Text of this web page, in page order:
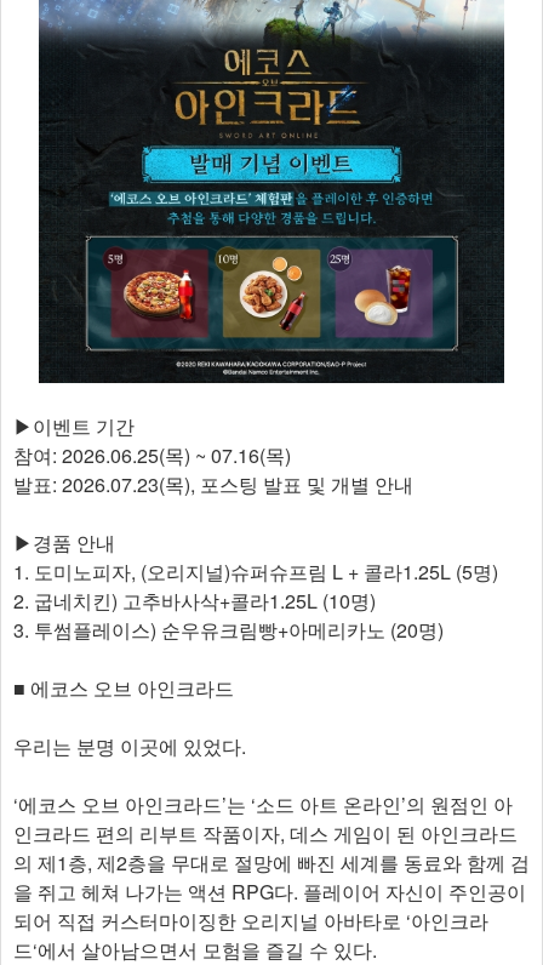
▶이벤트 기간
참여: 2026.06.25(목) ~ 07.16(목)
발표: 2026.07.23(목), 포스팅 발표 및 개별 안내
▶경품 안내
1. 도미노피자, (오리지널)슈퍼슈프림 L + 콜라1.25L (5명)
2. 굽네치킨) 고추바사삭+콜라1.25L (10명)
3. 투썸플레이스) 순우유크림빵+아메리카노 (20명)
■ 에코스 오브 아인크라드
우리는 분명 이곳에 있었다.
‘에코스 오브 아인크라드’는 ‘소드 아트 온라인’의 원점인 아
인크라드 편의 리부트 작품이자, 데스 게임이 된 아인크라드
의 제1층, 제2층을 무대로 절망에 빠진 세계를 동료와 함께 검
을 쥐고 헤쳐 나가는 액션 RPG다. 플레이어 자신이 주인공이
되어 직접 커스터마이징한 오리지널 아바타로 ‘아인크라
드‘에서 살아남으면서 모험을 즐길 수 있다.